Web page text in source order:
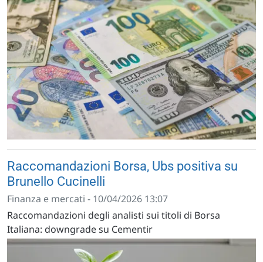
Raccomandazioni Borsa, Ubs positiva su
Brunello Cucinelli
Finanza e mercati - 10/04/2026 13:07
Raccomandazioni degli analisti sui titoli di Borsa
Italiana: downgrade su Cementir